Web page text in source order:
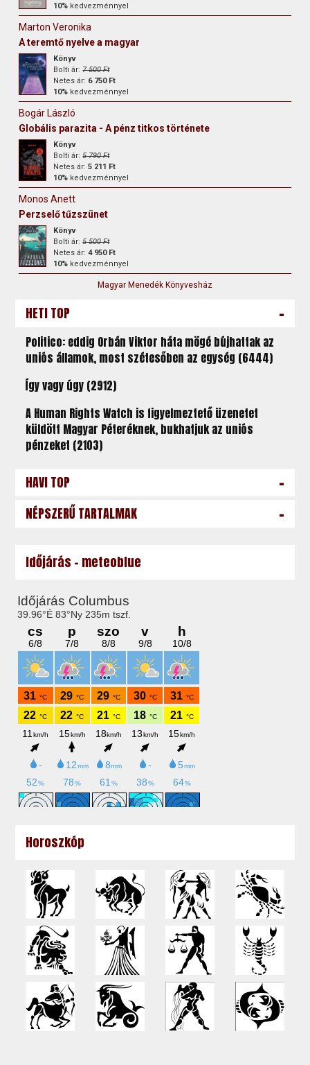
10% kedvezménnyel
Marton Veronika
A teremtő nyelve a magyar
Könyv
Bolti ár:7 500 Ft
Netes ár: 6 750 Ft
10% kedvezménnyel
Bogár László
Globális parazita - A pénz titkos története
Könyv
Bolti ár:5 790 Ft
Netes ár:5 211 Ft
10% kedvezménnyel
Monos Anett
Perzselő tűzszünet
Könyv
Bolti ár:5 500 Ft
Netes ár:4 950 Ft
10% kedvezménnyel
Magyar Menedék Könyvesház
HETI TOP -
Politico: eddig Orbán Viktor háta mögé bújhattak az
uniós államok, most szétesőben az egység (6444)
Így vagy úgy (2912)
A Human Rights Watch is figyelmeztető üzenetet
küldött Magyar Péteréknek, bukhatjuk az uniós
pénzeket (2103)
HAVI TOP -
NÉPSZERŰ TARTALMAK -
Időjárás - meteoblue
Horoszkóp